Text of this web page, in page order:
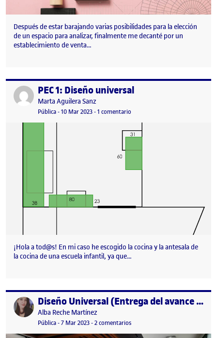
Después de estar barajando varias posibilidades para la elección
de un espacio para analizar, finalmente me decanté por un
establecimiento de venta…
Publicado porPEC 1: Diseño universal
Publicado por
Marta Aguilera Sanz
Visibilidad:
Pública-Fecha de publicación
10 Mar 2023-1 comentario
¡Hola a tod@s! En mi caso he escogido la cocina y la antesala de
la cocina de una escuela infantil, ya que…
Publicado por Diseño Universal (Entrega del avance de la PEC 1)
Publicado por
Alba Reche Martínez
Visibilidad:
Pública-Fecha de publicación
7 Mar 20239 marzo, 2023 1:07 pm
-2 comentariosen Diseño Universal (Entrega del